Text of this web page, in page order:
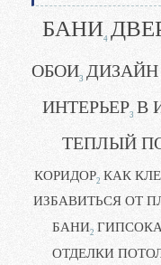
БАНИ4
ОБОИ3 ДИЗАЙН
ИНТЕРЬЕР3 В
ТЕПЛЫЙ
КОРИДОР2 КАК
ИЗБАВИТЬСЯ ОТ
БАНИ2
ОТДЕЛКИ